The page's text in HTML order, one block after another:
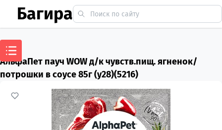
Багира
АльфаПет пауч WOW д/к чувств.пищ. ягненок/
потрошки в соусе 85г (у28)(5216)